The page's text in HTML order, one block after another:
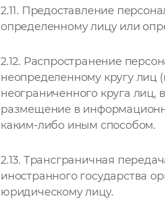
2.11. Предоставление
определенному лицу или
2.12. Распространение
неопределенному кругу
неограниченного круга
размещение в
каким-либо иным способом.
2.13. Трансграничная
иностранного государства
юридическому лицу.